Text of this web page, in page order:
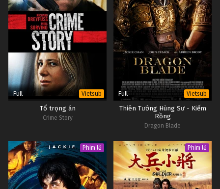
Full Vietsub
Tổ trọng án
Crime Story
Full Vietsub
Thiên Tướng Hùng Sư - Kiếm
Rồng
Dragon Blade
Phim lẻ Phim lẻ